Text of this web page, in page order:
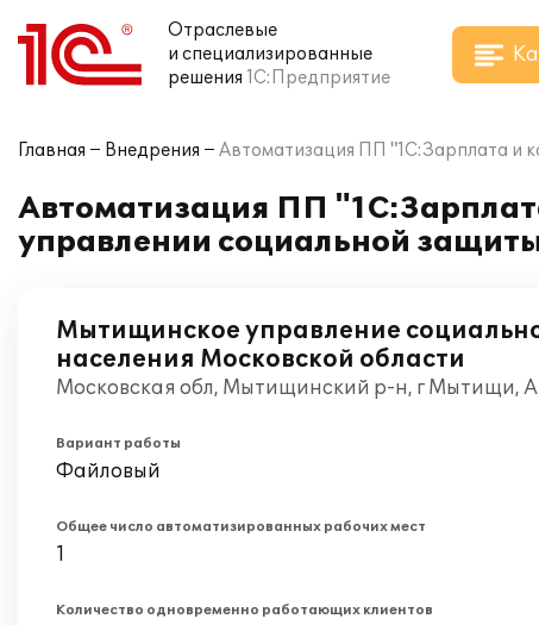
Отраслевые
и специализированные
решения 1С:Предприятие
Главная Внедрения Автоматизация ПП "1С:Зарплата и
Автоматизация ПП
управлении социальной
Мытищинское управление
населения Московской области
Московская обл, Мытищинский р-н, г Мытищи,
Вариант работы
Файловый
Общее число автоматизированных рабочих мест
1
Количество одновременно работающих клиентов